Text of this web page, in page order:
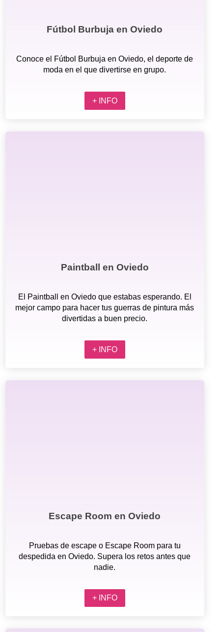
Fútbol Burbuja en Oviedo
Conoce el Fútbol Burbuja en Oviedo, el deporte de
moda en el que divertirse en grupo.
+ INFO
Paintball en Oviedo
El Paintball en Oviedo que estabas esperando. El
mejor campo para hacer tus guerras de pintura más
divertidas a buen precio.
+ INFO
Escape Room en Oviedo
Pruebas de escape o Escape Room para tu
despedida en Oviedo. Supera los retos antes que
nadie.
+ INFO